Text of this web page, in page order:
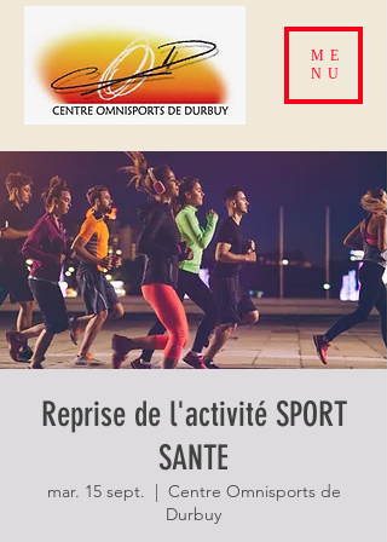
ME
NU
Reprise de l'activité SPORT
SANTE
mar. 15 sept.
  |
Centre Omnisports de
Durbuy